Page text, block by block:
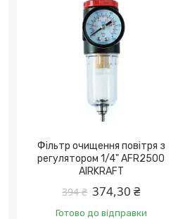
Фільтр очищення повітря з
регулятором 1/4" AFR2500
AIRKRAFT
394 ₴ 374,30 ₴
Готово до відправки